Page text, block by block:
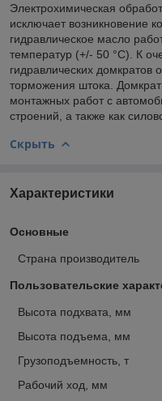
Электрохимическая
исключает возникновение
гидравлическое масло
температур (+/- 50 °C). К
гидравлических домкратов
торможения штока.
монтажных работ с
строений, а также как
Скрыть
Характеристики
Основные
Страна производитель
Пользовательские
Высота подхвата, мм
Высота подъема, мм
Грузоподъемность, т
Рабочий ход, мм